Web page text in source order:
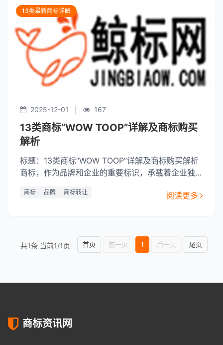
13类最新商标详解
2025-12-01 167
13类商标“WOW TOOP”详解及商标购买
解析
标题：13类商标“WOW TOOP”详解及商标购买解析
商标，作为品牌和企业的重要标识，承载着企业独特
商标分类中，13类商标主要涉及的是商品或服务与
商标 品牌 商标转让 阅读更多
共1条 当前1/1页 首页 前一页 1 后一页 尾页
商标资讯网